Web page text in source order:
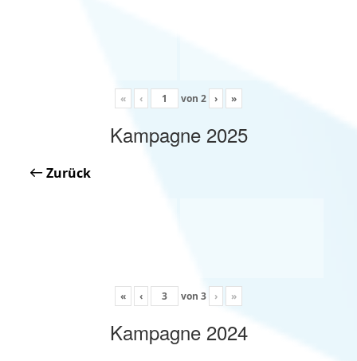
« ‹ von 2 › »
Kampagne 2025
Zurück
« ‹ von 3 › »
Kampagne 2024